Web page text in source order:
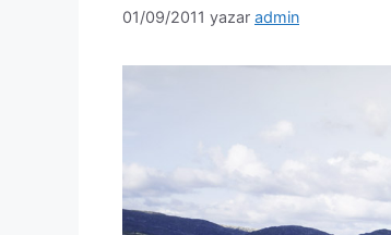
01/09/2011 yazar admin